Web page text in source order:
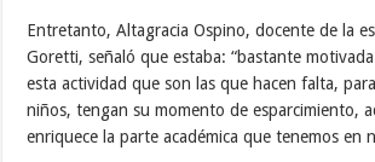
Entretanto, Altagracia Ospino, docente de la
Goretti, señaló que estaba: “bastante
esta actividad que son las que hacen falta,
niños, tengan su momento de esparcimiento,
enriquece la parte académica que tenemos en